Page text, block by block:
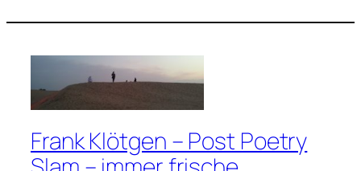
Frank Klötgen – Post Poetry